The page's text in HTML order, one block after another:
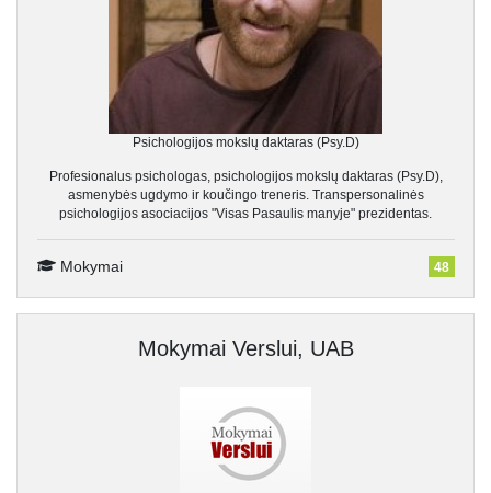
Psichologijos mokslų daktaras (Psy.D)
Profesionalus psichologas, psichologijos mokslų daktaras (Psy.D),
asmenybės ugdymo ir koučingo treneris. Transpersonalinės
psichologijos asociacijos "Visas Pasaulis manyje" prezidentas.
Mokymai 48
Mokymai Verslui, UAB